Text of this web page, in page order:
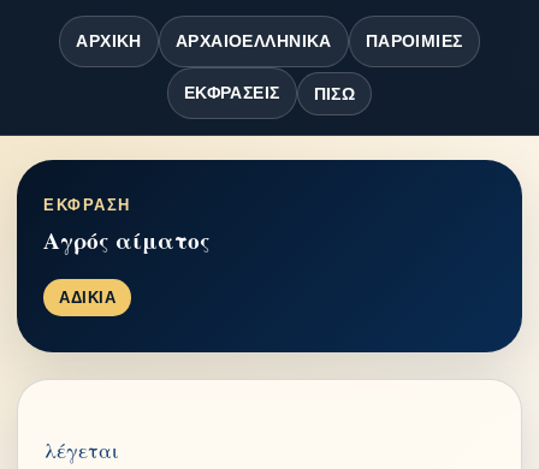
ΑΡΧΙΚΉ ΑΡΧΑΙΟΕΛΛΗΝΙΚΆ ΠΑΡΟΙΜΊΕΣ
ΕΚΦΡΆΣΕΙΣ ΠΊΣΩ
ΕΚΦΡΑΣΗ
Αγρός αίματος
ΑΔΙΚΙΑ
λέγεται